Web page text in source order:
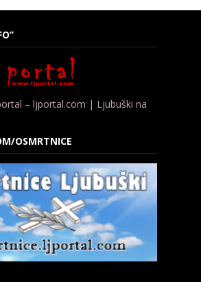
– ljportal.com | Ljubuški na
OSMRTNICE